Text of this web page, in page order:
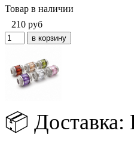
Товар в наличии
210 руб
📦